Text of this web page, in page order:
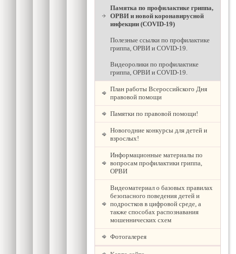
Памятка по профилактике гриппа,
ОРВИ и новой коронавирусной
инфекции (COVID-19)
Полезные ссылки по профилактике
гриппа, ОРВИ и COVID-19.
Видеоролики по профилактике
гриппа, ОРВИ и COVID-19.
План работы Всероссийского Дня
правовой помощи
Памятки по правовой помощи!
Новогодние конкурсы для детей и
взрослых!
Информационные материалы по
вопросам профилактики гриппа,
ОРВИ
Видеоматериал о базовых правилах
безопасного поведения детей и
подростков в цифровой среде, а
также способах распознавания
мошеннических схем
Фотогалерея